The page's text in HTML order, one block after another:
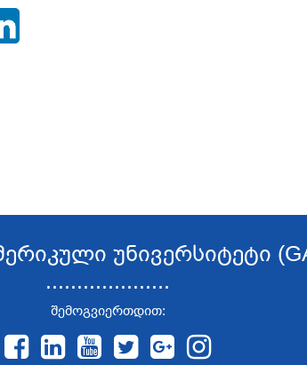
უნივერსიტეტი
....................
შემოგვიერთდით: